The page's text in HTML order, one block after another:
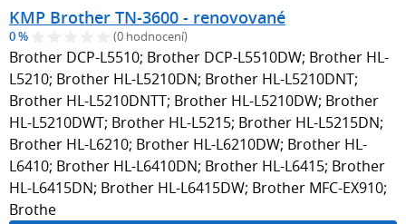
KMP Brother TN-3600 - renovované
0 % (0 hodnocení)
Brother DCP-L5510; Brother DCP-L5510DW; Brother HL-
L5210; Brother HL-L5210DN; Brother HL-L5210DNT;
Brother HL-L5210DNTT; Brother HL-L5210DW; Brother
HL-L5210DWT; Brother HL-L5215; Brother HL-L5215DN;
Brother HL-L6210; Brother HL-L6210DW; Brother HL-
L6410; Brother HL-L6410DN; Brother HL-L6415; Brother
HL-L6415DN; Brother HL-L6415DW; Brother MFC-EX910;
Brothe